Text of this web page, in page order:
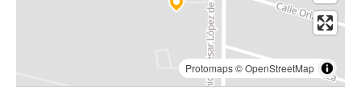
Protomaps©OpenStreetMap